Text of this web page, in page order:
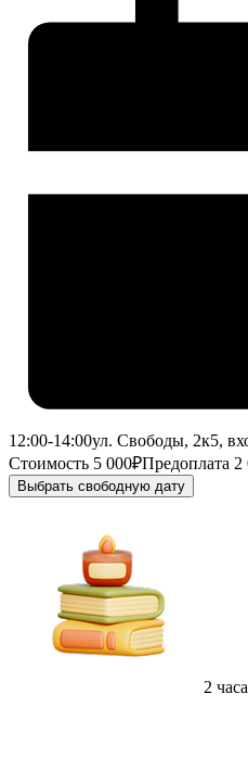
12:00-14:00ул. Свободы, 2к5,
Стоимость 5 000₽Предоплата 2
Выбрать свободную дату
2 часа